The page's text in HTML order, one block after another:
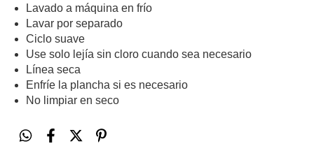
Lavado a máquina en frío
Lavar por separado
Ciclo suave
Use solo lejía sin cloro cuando sea necesario
Línea seca
Enfríe la plancha si es necesario
No limpiar en seco